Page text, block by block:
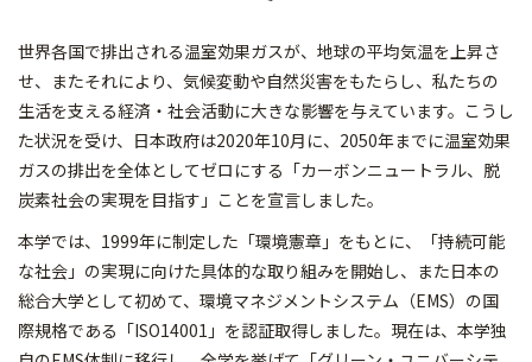
世界各国で排出される温室効果ガスが、地球の平均気温を上昇さ
せ、またそれにより、気候変動や自然災害をもたらし、私たちの
生活を支える経済・社会活動に大きな影響を与えています。こうし
た状況を受け、日本政府は2020年10月に、2050年までに温室効果
ガスの排出を全体としてゼロにする「カーボンニュートラル、脱
炭素社会の実現を目指す」ことを宣言しました。
本学では、1999年に制定した「環境憲章」をもとに、「持続可能
な社会」の実現に向けた具体的な取り組みを開始し、また日本の
総合大学として初めて、環境マネジメントシステム（EMS）の国
際規格である「ISO14001」を認証取得しました。現在は、本学独